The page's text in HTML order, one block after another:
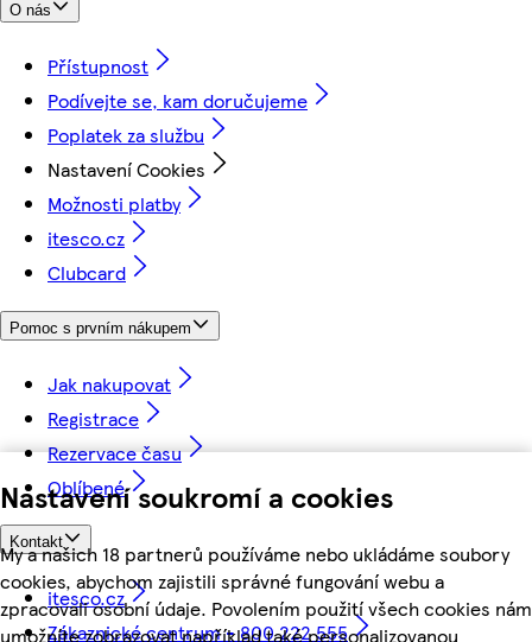
Nastavení soukromí a cookies
My a našich 18 partnerů používáme nebo ukládáme soubory
cookies, abychom zajistili správné fungování webu a
zpracovali osobní údaje. Povolením použití všech cookies nám
umožníte zobrazovat například také personalizovanou
O nás
Přístupnost
Podívejte se, kam doručujeme
Poplatek za službu
Nastavení Cookies
Možnosti platby
itesco.cz
Clubcard
Pomoc s prvním nákupem
Jak nakupovat
Registrace
Rezervace času
Oblíbené
Kontakt
itesco.cz
Zákaznické centrum - 800 222 555